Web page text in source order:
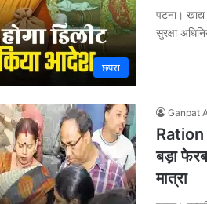
छपरा
पटना। खाद्य
सुरक्षा
Ganpat
Ration
बड़ा
मात्रा